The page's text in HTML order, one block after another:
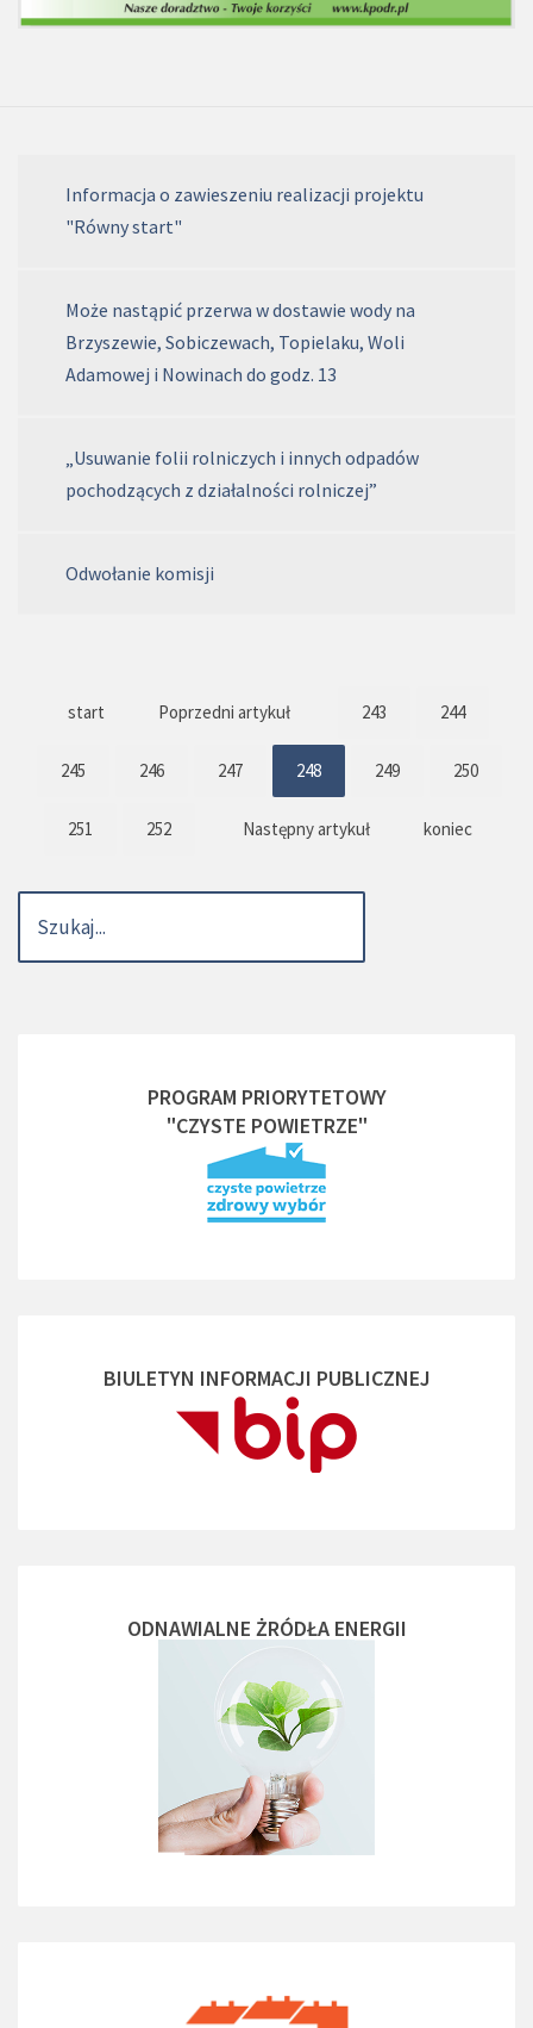
Informacja o zawieszeniu realizacji projektu
"Równy start"
Może nastąpić przerwa w dostawie wody na
Brzyszewie, Sobiczewach, Topielaku, Woli
Adamowej i Nowinach do godz. 13
„Usuwanie folii rolniczych i innych odpadów
pochodzących z działalności rolniczej”
Odwołanie komisji
start Poprzedni artykuł 243 244
245 246 247 248 249 250
251 252 Następny artykuł koniec
PROGRAM PRIORYTETOWY
"CZYSTE POWIETRZE"
BIULETYN INFORMACJI PUBLICZNEJ
ODNAWIALNE ŻRÓDŁA ENERGII